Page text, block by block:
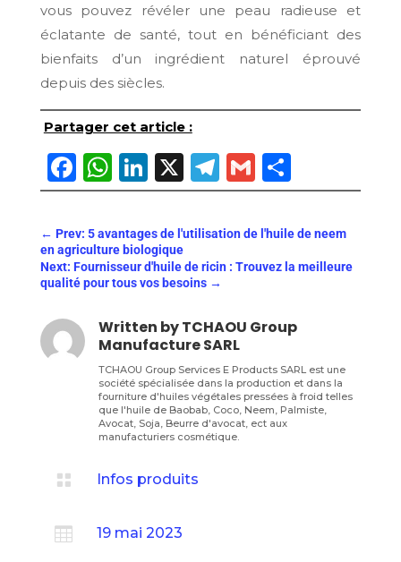
vous pouvez révéler une peau radieuse et
éclatante de santé, tout en bénéficiant des
bienfaits d’un ingrédient naturel éprouvé
depuis des siècles.
Partager cet article :
Facebook
WhatsApp
LinkedIn
X Telegram
Gmail
← Prev: 5 avantages de l'utilisation de l'huile de neem
en agriculture biologique
Next: Fournisseur d'huile de ricin : Trouvez la meilleure
qualité pour tous vos besoins→
Written byTCHAOU Group
Manufacture SARL
TCHAOU Group Services E Products SARL est une
société spécialisée dans la production et dans la
fourniture d'huiles végétales pressées à froid telles
que l'huile de Baobab, Coco, Neem, Palmiste,
Avocat, Soja, Beurre d'avocat, ect aux
manufacturiers cosmétique.
 Infos produits
 19 mai 2023